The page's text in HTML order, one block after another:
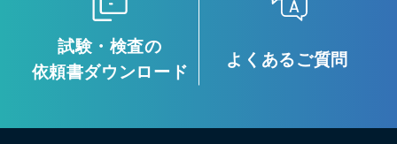
試験・検査の
依頼書ダウンロード
よくあるご質問